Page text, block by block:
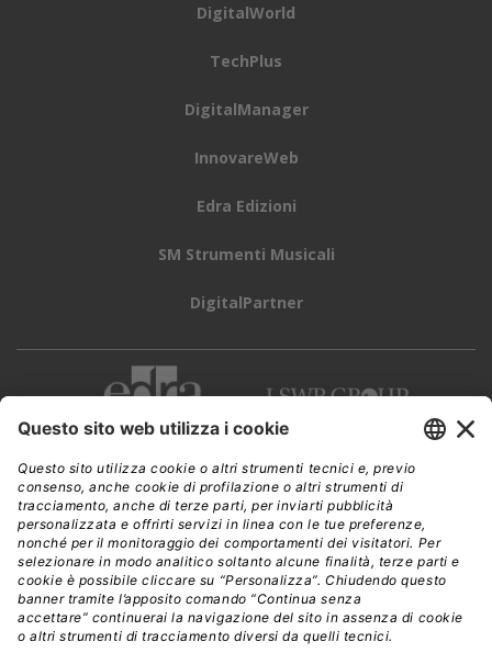
DigitalWorld
TechPlus
DigitalManager
InnovareWeb
Edra Edizioni
SM Strumenti Musicali
DigitalPartner
CWI è una testata giornalistica diEdra Edizioni s.r.l.
Direzione, amministrazione, redazione, pubblicità
Viale Enrico Forlanini 21 - 20134 Milano
Tel. +39 02 881841
C.F./P IVA 13002100157
www.edraedizioni.it|Privacy